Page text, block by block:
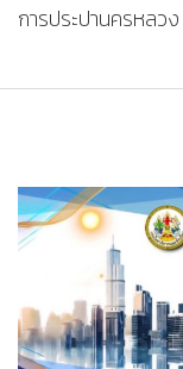
การประปานครหลวง